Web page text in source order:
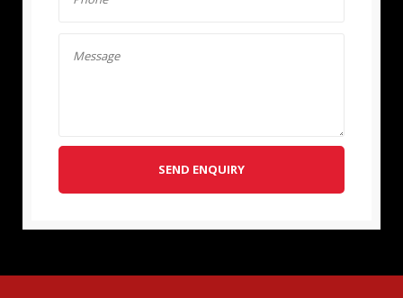
SEND ENQUIRY